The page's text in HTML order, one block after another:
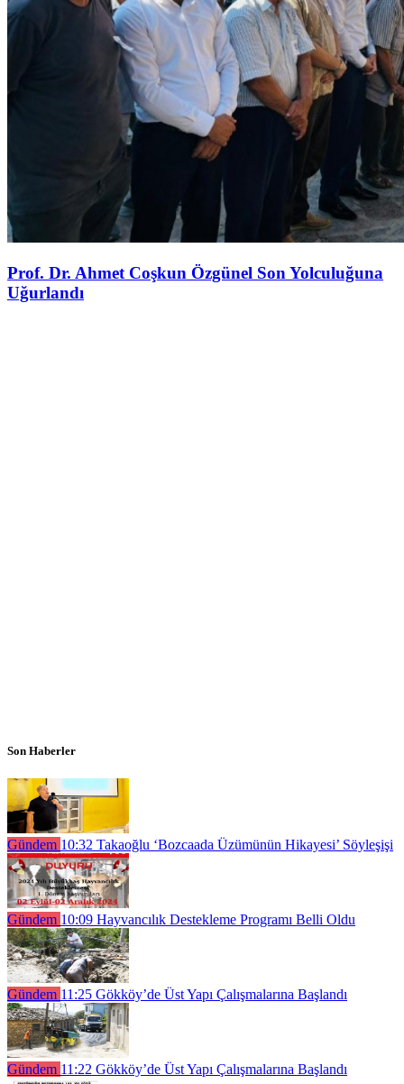
Prof. Dr. Ahmet Coşkun Özgünel Son Yolculuğuna
Uğurlandı
Son Haberler
Gündem 10:32 Takaoğlu ‘Bozcaada Üzümünün Hikayesi’ Söyleşişi
Gündem 10:09 Hayvancılık Destekleme Programı Belli Oldu
Gündem 11:25 Gökköy’de Üst Yapı Çalışmalarına Başlandı
Gündem 11:22 Gökköy’de Üst Yapı Çalışmalarına Başlandı